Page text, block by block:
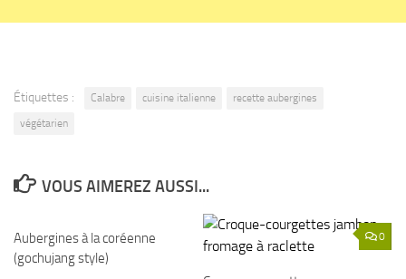
Étiquettes : Calabre cuisine italienne
recette aubergines
végétarien
VOUS AIMEREZ AUSSI...
Aubergines à la coréenne
(gochujang style)
0